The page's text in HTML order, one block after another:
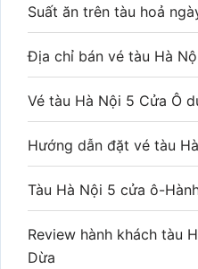
Suất ăn trên tàu hoả
Địa chỉ bán vé tàu Hà
Vé tàu Hà Nội 5 Cửa Ô
Hướng dẫn đặt vé tàu
Tàu Hà Nội 5 cửa ô-
Review hành khách tàu
Dừa